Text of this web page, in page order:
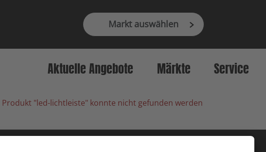
Markt auswählen
Aktuelle Angebote Märkte Service
Produkt "led-lichtleiste" konnte nicht gefunden werden